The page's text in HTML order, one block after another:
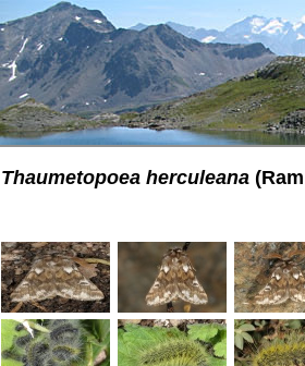
Thaumetopoea herculeana